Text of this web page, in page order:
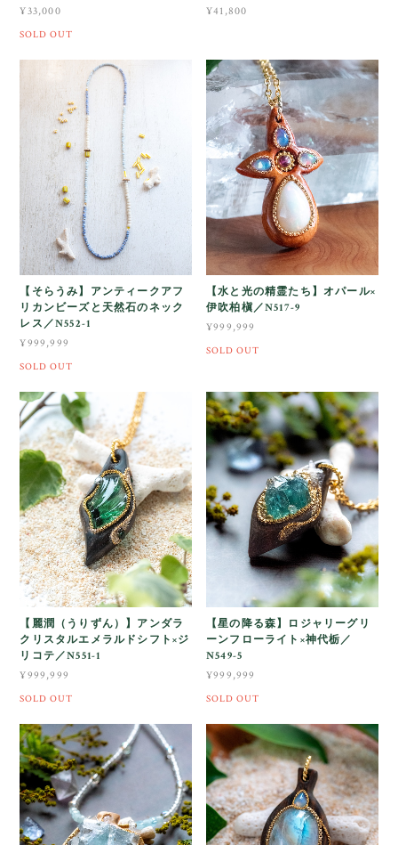
¥33,000
SOLD OUT
¥41,800
【そらうみ】アンティークアフ
リカンビーズと天然石のネック
レス／N552-1
¥999,999
SOLD OUT
【水と光の精霊たち】オパール×
伊吹柏槇／N517-9
¥999,999
SOLD OUT
【麗潤（うりずん）】アンダラ
クリスタルエメラルドシフト×ジ
リコテ／N551-1
¥999,999
SOLD OUT
【星の降る森】ロジャリーグリ
ーンフローライト×神代栃／
N549-5
¥999,999
SOLD OUT